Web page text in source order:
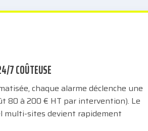
7 COÛTEUSE
chaque alarme déclenche une
80 à 200 € HT par intervention). Le
multi-sites devient rapidement